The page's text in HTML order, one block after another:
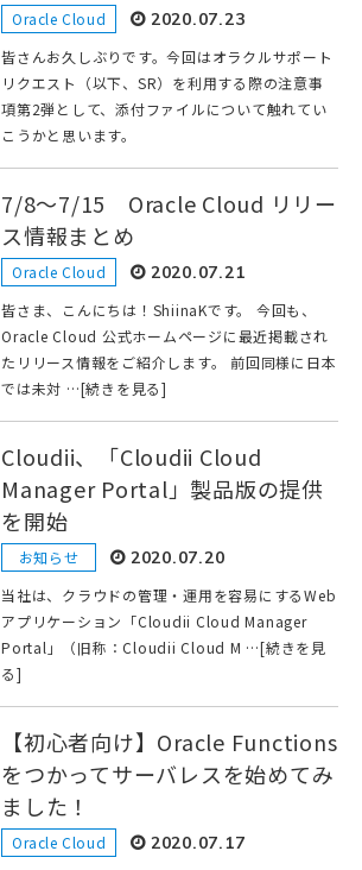
Oracle Cloud 2020.07.23
皆さんお久しぶりです。今回はオラクルサポート
リクエスト（以下、SR）を利用する際の注意事
項第2弾として、添付ファイルについて触れてい
こうかと思います。
7/8～7/15 Oracle Cloud リリー
ス情報まとめ
Oracle Cloud 2020.07.21
皆さま、こんにちは！ShiinaKです。 今回も、
Oracle Cloud 公式ホームページに最近掲載され
たリリース情報をご紹介します。 前回同様に日本
では未対 …[続きを見る]
Cloudii、「Cloudii Cloud
Manager Portal」製品版の提供
を開始
お知らせ 2020.07.20
当社は、クラウドの管理・運用を容易にするWeb
アプリケーション「Cloudii Cloud Manager
Portal」（旧称：Cloudii Cloud M …[続きを見
る]
【初心者向け】Oracle Functions
をつかってサーバレスを始めてみ
ました！
Oracle Cloud 2020.07.17